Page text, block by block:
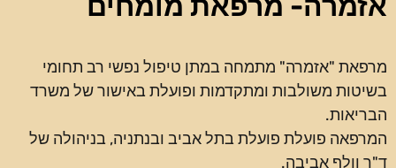
מרפאת "אזמרה" מתמחה במתן טיפול נפשי רב תחומי
בשיטות משולבות ומתקדמות ופועלת באישור של משרד
הבריאות.
המרפאה פועלת פועלת בתל אביב ובנתניה, בניהולה של
ד"ר וולף אביבה.